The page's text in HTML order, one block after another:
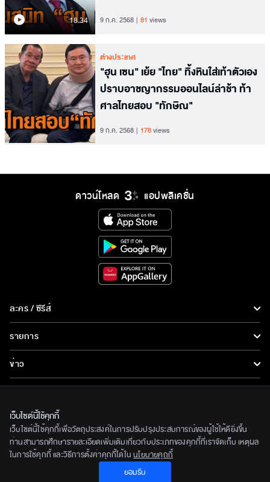
18.34 9 ก.ค. 2568 81 views
ต่างประเทศ
"ฮุน เซน" เย้ย "ไทย" ทิ้งหินใส่เท้าตัวเอง
ปราบอาชญากรรมออนไลน์ล่าช้า ท้า
ศาลไทยสอบ "ทักษิณ"
9 ก.ค. 2568 178views
ดาวน์โหลด แอปพลิเคชั่น
ละคร / ซีรีส์
ละคร/ซีรีส์
ซีรีส์นานาชาติ
การ์ตูน & เกม
รายการ
รายการทั้งหมด
ข่าว
ข่าวทั้งหมด
ข่าวประชาสัมพันธ์
ทีวีออนไลน์
เกี่ยวกับเรา
BEC World
รู้จักเรา
ติดตามเราได้ที่
© 2020 Bangkok Entertainment Co.,Ltd. All Rights Reserved.
เว็บไซต์นี้ใช้คุกกี้
เว็บไซต์นี้ใช้คุกกี้เพื่อวัตถุประสงค์ในการปรับปรุงประสบการณ์ของผู้ใช้ให้ดียิ่งขึ้น
ท่านสามารถศึกษารายละเอียดเพิ่มเติมเกี่ยวกับประเภทของคุกกี้ที่เราจัดเก็บ เหตุผล
ในการใช้คุกกี้ และวิธีการตั้งค่าคุกกี้ได้ใน นโยบายคุกกี้
ยอมรับ